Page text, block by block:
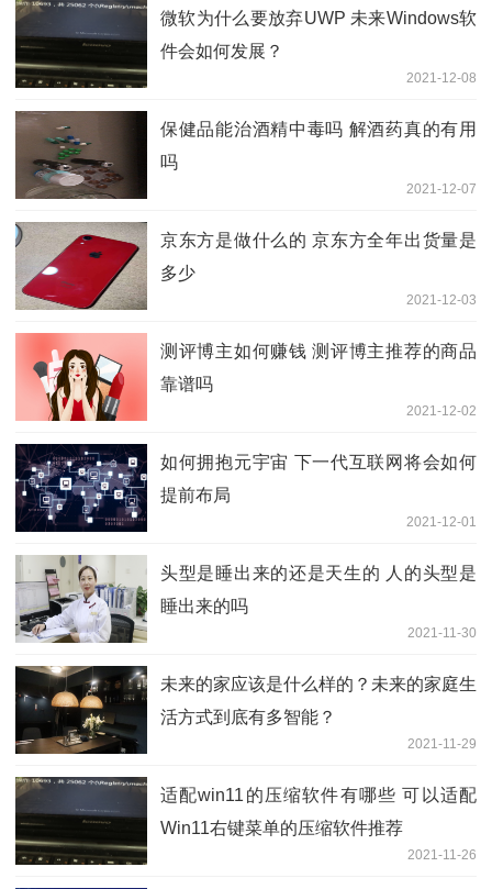
微软为什么要放弃UWP 未来Windows软
件会如何发展？
2021-12-08
保健品能治酒精中毒吗 解酒药真的有用
吗
2021-12-07
京东方是做什么的 京东方全年出货量是
多少
2021-12-03
测评博主如何赚钱 测评博主推荐的商品
靠谱吗
2021-12-02
如何拥抱元宇宙 下一代互联网将会如何
提前布局
2021-12-01
头型是睡出来的还是天生的 人的头型是
睡出来的吗
2021-11-30
未来的家应该是什么样的？未来的家庭生
活方式到底有多智能？
2021-11-29
适配win11的压缩软件有哪些 可以适配
Win11右键菜单的压缩软件推荐
2021-11-26